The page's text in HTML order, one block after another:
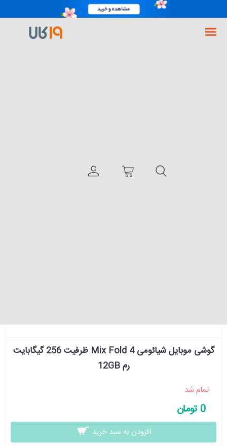
گوشی موبایل شیائومی Mix Fold 4 ظرفیت 256 گیگابایت
رم 12GB
تمام شد
0 تومان
افزودن به سبد خرید